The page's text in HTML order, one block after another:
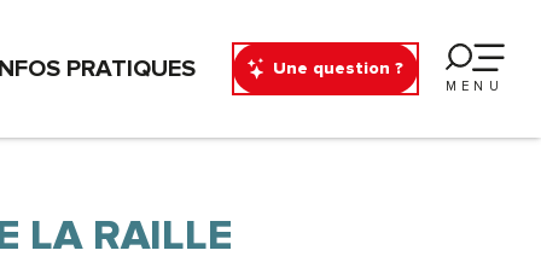
Une question ?
MENU
PRATIQUES
LA RAILLE